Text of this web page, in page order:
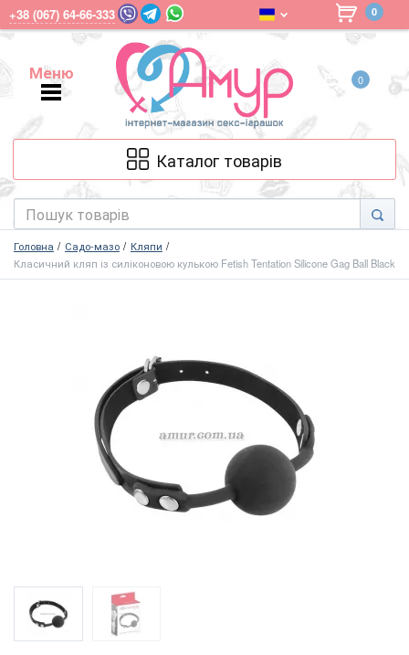
+38 (067) 64-66-333 0
Меню
Меню
0
Каталог товарів
Головна Садо-мазо
Кляпи
Класичний кляп із силіконовою кулькою Fetish Tentation Silicone Gag Ball Black